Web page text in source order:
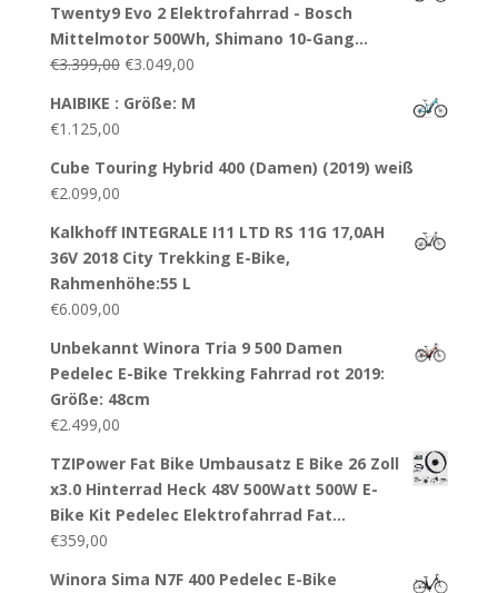
Twenty9 Evo 2 Elektrofahrrad - Bosch
Mittelmotor 500Wh, Shimano 10-Gang…
€3.399,00 €3.049,00
HAIBIKE : Größe: M
€1.125,00
Cube Touring Hybrid 400 (Damen) (2019) weiß
€2.099,00
Kalkhoff INTEGRALE I11 LTD RS 11G 17,0AH
36V 2018 City Trekking E-Bike,
Rahmenhöhe:55 L
€6.009,00
Unbekannt Winora Tria 9 500 Damen
Pedelec E-Bike Trekking Fahrrad rot 2019:
Größe: 48cm
€2.499,00
TZIPower Fat Bike Umbausatz E Bike 26 Zoll
x3.0 Hinterrad Heck 48V 500Watt 500W E-
Bike Kit Pedelec Elektrofahrrad Fat…
€359,00
Winora Sima N7F 400 Pedelec E-Bike